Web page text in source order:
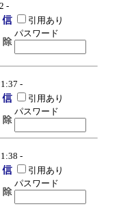
-
引用あり
パスワード
-
引用あり
パスワード
-
引用あり
パスワード